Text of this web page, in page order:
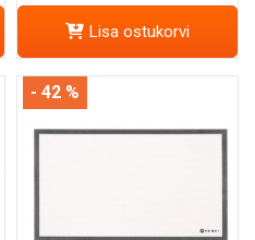
Lisa ostukorvi
- 42 %